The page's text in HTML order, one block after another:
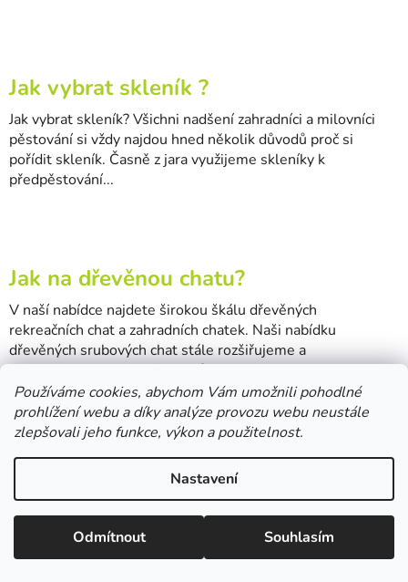
Používáme cookies, abychom Vám umožnili pohodlné
prohlížení webu a díky analýze provozu webu neustále
zlepšovali jeho funkce, výkon a použitelnost.
Nastavení
Odmítnout Souhlasím
Jak vybrat skleník ?
Jak vybrat skleník? Všichni nadšení zahradníci a milovníci
pěstování si vždy najdou hned několik důvodů proč si
pořídit skleník. Časně z jara využijeme skleníky k
předpěstování...
Jak na dřevěnou chatu?
V naší nabídce najdete širokou škálu dřevěných
rekreačních chat a zahradních chatek. Naši nabídku
dřevěných srubových chat stále rozšiřujeme a
optimalizujeme dle požadavků...
Proč koupit skleník u nás?
10+1 důvod proč koupit skleník v Hobbystore.cz Jsme
obchodní firma s vlastní kamennou prodejnou s hobby
potřebami, s více než 10ti letou historií a můžete se na nás
kdykoliv...